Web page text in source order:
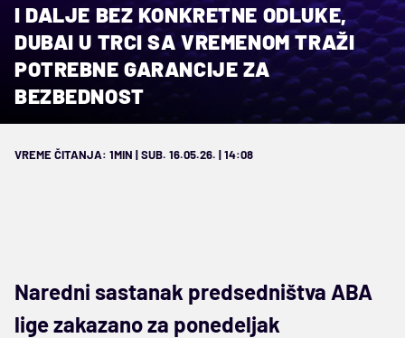
I DALJE BEZ KONKRETNE ODLUKE,
DUBAI U TRCI SA VREMENOM TRAŽI
POTREBNE GARANCIJE ZA
BEZBEDNOST
VREME ČITANJA: 1MIN | SUB. 16.05.26. | 14:08
Naredni sastanak predsedništva ABA
lige zakazano za ponedeljak